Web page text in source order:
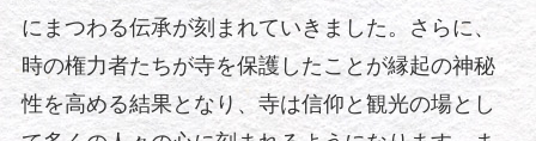
にまつわる伝承が刻まれていきました。さらに、
時の権力者たちが寺を保護したことが縁起の神秘
性を高める結果となり、寺は信仰と観光の場とし